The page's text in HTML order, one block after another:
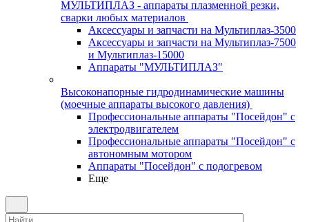
МУЛЬТИПЛАЗ - аппараты плазменной резки,
сварки любых материалов
Аксессуары и запчасти на Мультиплаз-3500
Аксессуары и запчасти на Мультиплаз-7500
и Мультиплаз-15000
Аппараты "МУЛЬТИПЛАЗ"
Высоконапорные гидродинамические машины
(моечные аппараты высокого давления)
Профессиональные аппараты "Посейдон" с
электродвигателем
Профессиональные аппараты "Посейдон" с
автономным мотором
Аппараты "Посейдон" с подогревом
Еще